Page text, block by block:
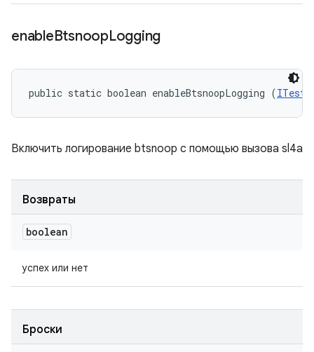
enableBtsnoopLogging
public static boolean enableBtsnoopLogging (
Включить логирование btsnoop с помощью вызова sl4a
Возвраты
boolean
успех или нет
Броски